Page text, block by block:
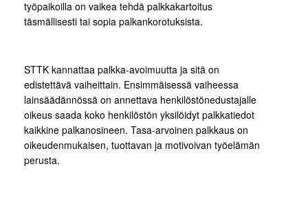
työpaikoilla on vaikea tehdä palkkakartoitus
täsmällisesti tai sopia palkankorotuksista.
STTK kannattaa palkka-avoimuutta ja sitä on
edistettävä vaiheittain. Ensimmäisessä vaiheessa
lainsäädännössä on annettava henkilöstönedustajalle
oikeus saada koko henkilöstön yksilöidyt palkkatiedot
kaikkine palkanosineen. Tasa-arvoinen palkkaus on
oikeudenmukaisen, tuottavan ja motivoivan työelämän
perusta.